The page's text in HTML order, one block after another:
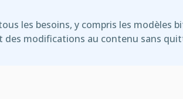
les besoins, y compris les modèles
modifications au contenu sans